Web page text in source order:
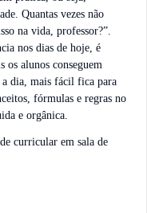
Quantas vezes não
na vida, professor?”.
nos dias de hoje, é
os alunos conseguem
a dia, mais fácil fica para
fórmulas e regras no
e orgânica.
curricular em sala de